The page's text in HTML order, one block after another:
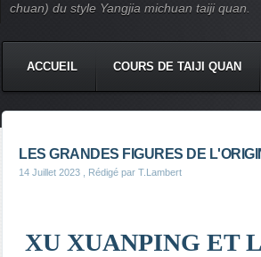
chuan) du style Yangjia michuan taiji quan.
ACCUEIL COURS DE TAIJI QUAN
LES GRANDES FIGURES DE
14 Juillet 2023 , Rédigé par T.Lambert
XU XUANPING ET